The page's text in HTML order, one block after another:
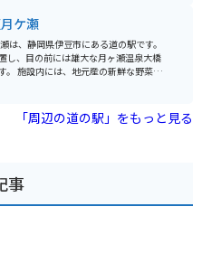
ても最適です。
安心です。 伊豆半島をツーリングする
適です。 周辺には、世界遺産
反射炉や、国の重要文化財に指定され
屋敷など、歴史的な観光スポットも点
ケ瀬
は、静岡県伊豆市にある道の駅です。
し、目の前には雄大な月ヶ瀬温泉大橋
菜や
産物直売所や、伊豆の特産品を扱うお
楽しめます。 また、道の駅 伊豆
ツーリングの拠点としても人気があり
るので、ツーリングの休憩に最適で
中で、地元の美味
「周辺の道の駅」をもっと見る
事